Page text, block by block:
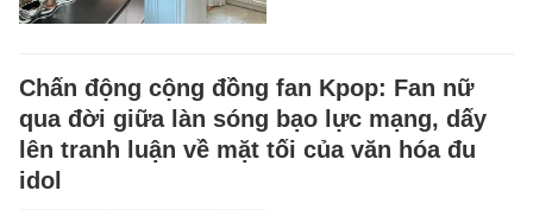
Chấn động cộng đồng fan Kpop: Fan nữ
qua đời giữa làn sóng bạo lực mạng, dấy
lên tranh luận về mặt tối của văn hóa đu
idol